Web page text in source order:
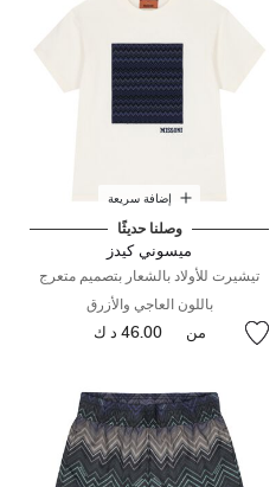
إضافة سريعة
وصلنا حديثًا
ميسوني كيدز
تيشيرت للأولاد بالشعار بتصميم متعرج
باللون العاجي والأزرق
من 46.00 د ك